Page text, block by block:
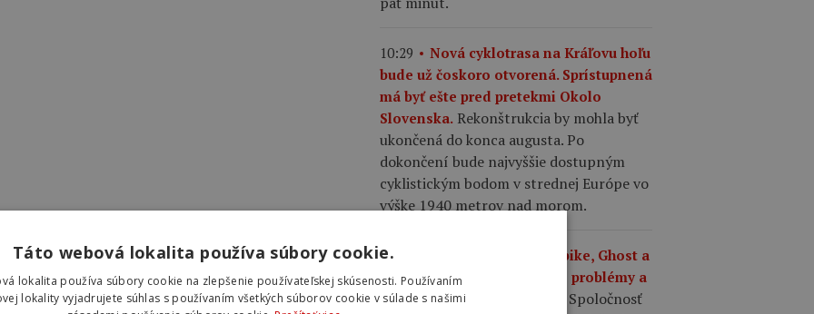
10:29
Nová cyklotrasa na Kráľovu hoľu
bude už čoskoro otvorená. Sprístupnená
má byť ešte pred pretekmi Okolo
Slovenska. Rekonštrukcia by mohla byť
ukončená do konca augusta. Po
dokončení bude najvyššie dostupným
cyklistickým bodom v strednej Európe vo
výške 1940 metrov nad morom.
09:56
Majiteľ značiek Haibike, Ghost a
Lapierre má vážne finančné problémy a
začal insolvenčné konanie.
Spoločnosť
Táto webová lokalita používa súbory cookie.
lokalita používa súbory cookie na zlepšenie používateľskej skúsenosti. Používaním
lokality vyjadrujete súhlas s používaním všetkých súborov cookie v súlade s našimi